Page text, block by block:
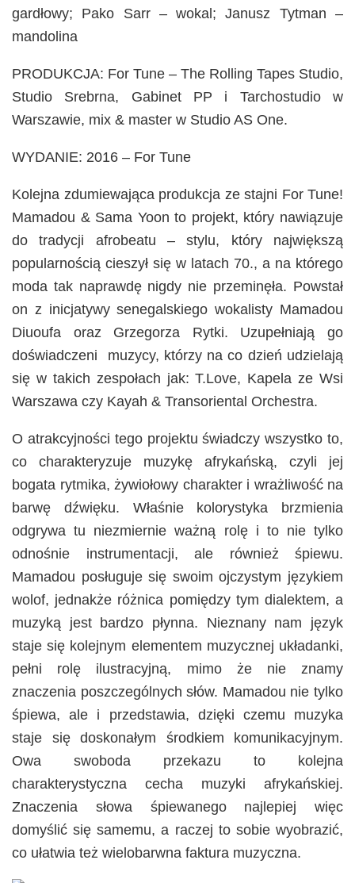
gardłowy; Pako Sarr – wokal; Janusz Tytman –
mandolina
PRODUKCJA: For Tune – The Rolling Tapes Studio,
Studio Srebrna, Gabinet PP i Tarchostudio w
Warszawie, mix & master w Studio AS One.
WYDANIE: 2016 – For Tune
Kolejna zdumiewająca produkcja ze stajni For Tune!
Mamadou & Sama Yoon to projekt, który nawiązuje
do tradycji afrobeatu – stylu, który największą
popularnością cieszył się w latach 70., a na którego
moda tak naprawdę nigdy nie przeminęła. Powstał
on z inicjatywy senegalskiego wokalisty Mamadou
Diuoufa oraz Grzegorza Rytki. Uzupełniają go
doświadczeni muzycy, którzy na co dzień udzielają
się w takich zespołach jak: T.Love, Kapela ze Wsi
Warszawa czy Kayah & Transoriental Orchestra.
O atrakcyjności tego projektu świadczy wszystko to,
co charakteryzuje muzykę afrykańską, czyli jej
bogata rytmika, żywiołowy charakter i wrażliwość na
barwę dźwięku. Właśnie kolorystyka brzmienia
odgrywa tu niezmiernie ważną rolę i to nie tylko
odnośnie instrumentacji, ale również śpiewu.
Mamadou posługuje się swoim ojczystym językiem
wolof, jednakże różnica pomiędzy tym dialektem, a
muzyką jest bardzo płynna. Nieznany nam język
staje się kolejnym elementem muzycznej układanki,
pełni rolę ilustracyjną, mimo że nie znamy
znaczenia poszczególnych słów. Mamadou nie tylko
śpiewa, ale i przedstawia, dzięki czemu muzyka
staje się doskonałym środkiem komunikacyjnym.
Owa swoboda przekazu to kolejna
charakterystyczna cecha muzyki afrykańskiej.
Znaczenia słowa śpiewanego najlepiej więc
domyślić się samemu, a raczej to sobie wyobrazić,
co ułatwia też wielobarwna faktura muzyczna.